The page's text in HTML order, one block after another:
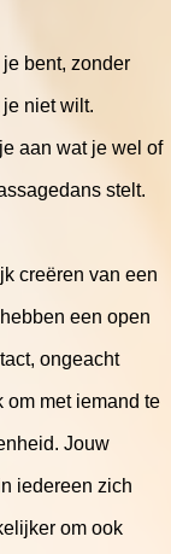
bent, zonder
niet wilt.
aan wat je wel of
stelt.
creëren van een
een open
ongeacht
om met iemand te
Jouw
iedereen zich
om ook